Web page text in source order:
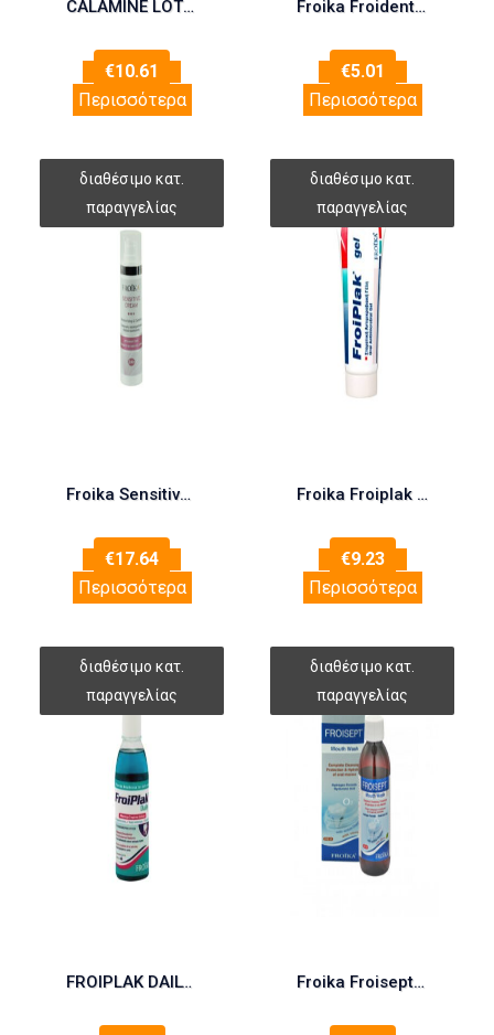
CALAMINE LOTION
€10.61
Περισσότερα
Froika Froident Fluor 75ml (Φθοριούχος Οδοντόκρεμα)
€5.01
Περισσότερα
Froika Sensitive Cream 50ml
€17.64
Περισσότερα
Froika Froiplak Gel 40ml (Στοματική Αντιμικροβιακή Γέλη )
€9.23
Περισσότερα
FROIPLAK DAILY MOUTHWASH Froika Froisept Στοματικό διάλυμα με ενεργό οξυγόνο 250ml